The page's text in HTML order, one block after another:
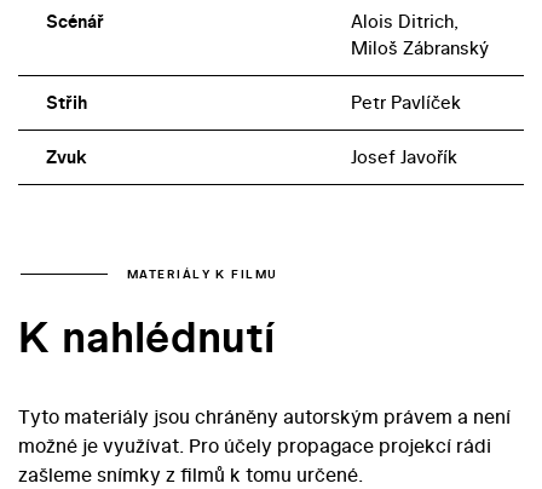
Scénář
Alois Ditrich,
Miloš Zábranský
Střih Petr Pavlíček
Zvuk Josef Javořík
MATERIÁLY K FILMU
K nahlédnutí
Tyto materiály jsou chráněny autorským právem a není
možné je využívat. Pro účely propagace projekcí rádi
zašleme snímky z filmů k tomu určené.